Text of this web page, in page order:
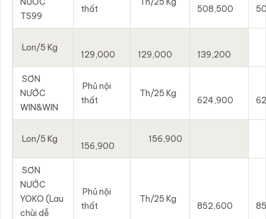
TS99
thất
508,500
Lon/5 Kg
129,000 129,000 139,200
SƠN
NƯỚC
WIN&WIN
Phủ nội
thất
Th/25 Kg
624,900
Lon/5 Kg
156,900
156,900
SƠN
NƯỚC
YOKO (Lau
chùi dễ
Phủ nội
thất
Th/25 Kg
852,600